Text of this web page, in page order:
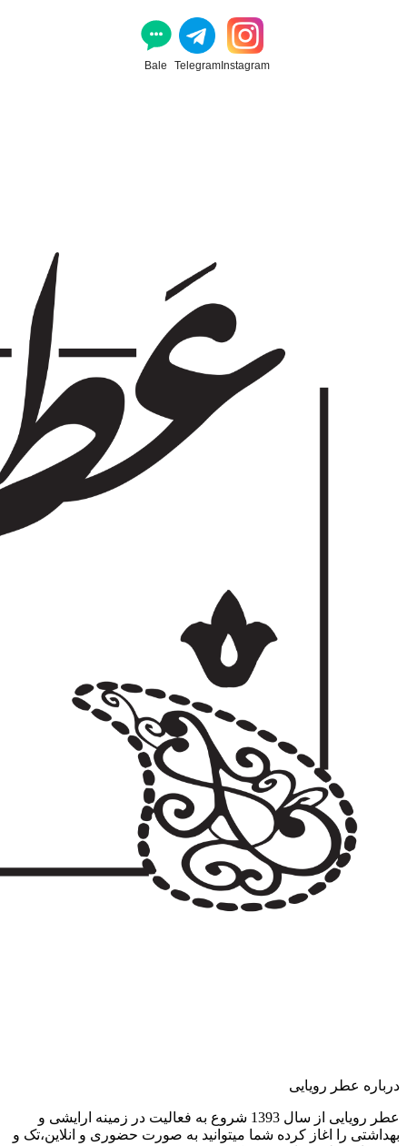
Instagram
Telegram
Bale
درباره عطر رویایی
عطر رویایی از سال 1393 شروع به فعالیت در زمینه ارایشی و
بهداشتی را اغاز کرده شما میتوانید به صورت حضوری و انلاین،تک و